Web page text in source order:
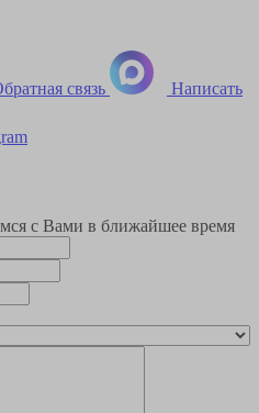
связь Написать
с Вами в ближайшее время